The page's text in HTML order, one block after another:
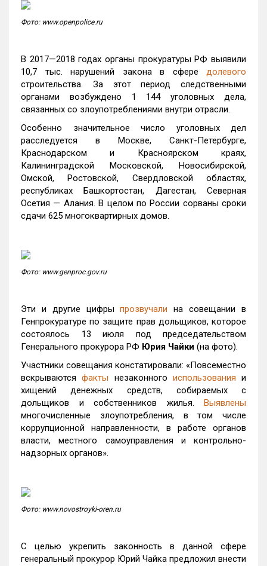
Фото: www.openpolice.ru
В 2017—2018 годах органы прокуратуры РФ выявили
10,7 тыс. нарушений закона в сфере долевого
строительства. За этот период следственными
органами возбуждено 1 144 уголовных дела,
связанных со злоупотреблениями внутри отрасли.
Особенно значительное число уголовных дел
расследуется в Москве, Санкт-Петербурге,
Краснодарском и Красноярском краях,
Калининградской Московской, Новосибирской,
Омской, Ростовской, Свердловской областях,
республиках Башкортостан, Дагестан, Северная
Осетия — Алания. В целом по России сорваны сроки
сдачи 625 многоквартирных домов.
Фото: www.genproc.gov.ru
Эти и другие цифрыпрозвучали на совещании в
Генпрокуратуре по защите прав дольщиков, которое
состоялось 13 июля под председательством
Генерального прокурора РФ Юрия Чайки (на фото).
Участники совещания констатировали: «Повсеместно
вскрываютсяфакты незаконного использования и
хищений денежных средств, собираемых с
дольщиков и собственников жилья. Выявлены
многочисленные злоупотребления, в том числе
коррупционной направленности, в работе органов
власти, местного самоуправления и контрольно-
надзорных органов».
Фото: www.novostroyki-oren.ru
С целью укрепить законность в данной сфере
генеральный прокурор Юрий Чайка предложил внести